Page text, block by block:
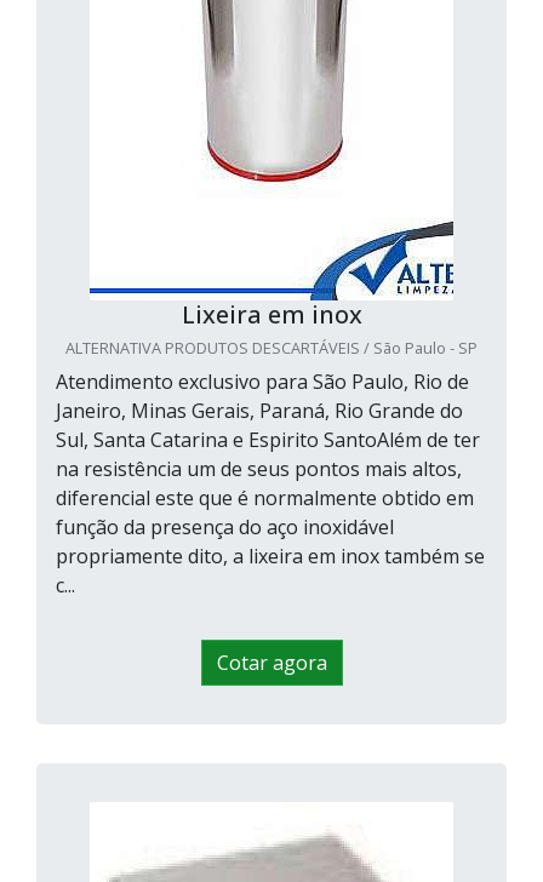
Lixeira em inox
ALTERNATIVA PRODUTOS DESCARTÁVEIS / São Paulo - SP
Atendimento exclusivo para São Paulo, Rio de
Janeiro, Minas Gerais, Paraná, Rio Grande do
Sul, Santa Catarina e Espirito SantoAlém de ter
na resistência um de seus pontos mais altos,
diferencial este que é normalmente obtido em
função da presença do aço inoxidável
propriamente dito, a lixeira em inox também se
c...
Cotar agora